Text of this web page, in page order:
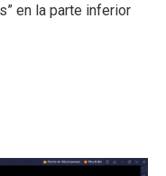
en la parte inferior